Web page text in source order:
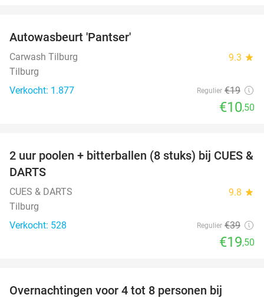
Autowasbeurt 'Pantser'
Carwash Tilburg 9.3 star
Tilburg
Verkocht: 1.877
Regulier €19
€10,50
50%
2 uur poolen + bitterballen (8 stuks) bij CUES &
DARTS
CUES & DARTS 9.8 star
Tilburg
Verkocht: 528
Regulier €39
€19,50
Overnachtingen voor 4 tot 8 personen bij